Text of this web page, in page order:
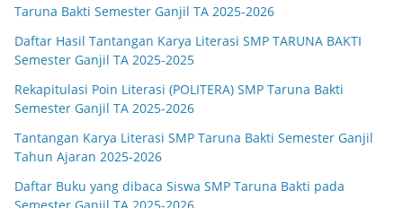
Taruna Bakti Semester Ganjil TA 2025-2026
Daftar Hasil Tantangan Karya Literasi SMP TARUNA BAKTI
Semester Ganjil TA 2025-2025
Rekapitulasi Poin Literasi (POLITERA) SMP Taruna Bakti
Semester Ganjil TA 2025-2026
Tantangan Karya Literasi SMP Taruna Bakti Semester Ganjil
Tahun Ajaran 2025-2026
Daftar Buku yang dibaca Siswa SMP Taruna Bakti pada